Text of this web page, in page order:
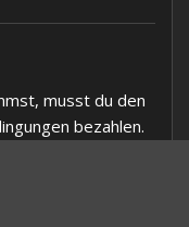
musst du den
bezahlen.
bei der Buchung
von 30%
direkt